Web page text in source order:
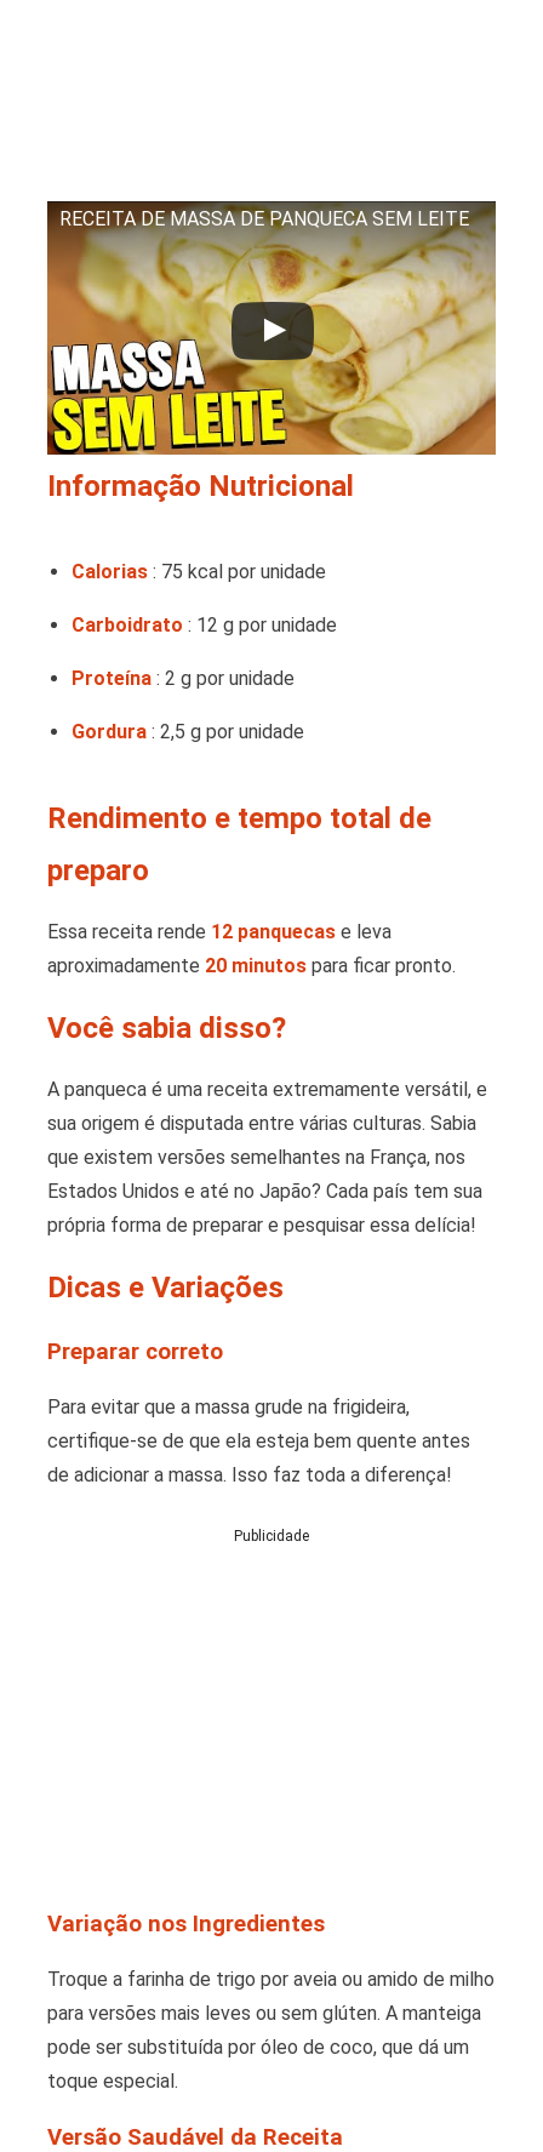
RECEITA DE MASSA DE PANQUECA SEM LEITE
Informação Nutricional
Calorias : 75 kcal por unidade
Carboidrato : 12 g por unidade
Proteína : 2 g por unidade
Gordura : 2,5 g por unidade
Rendimento e tempo total de
preparo
Essa receita rende 12 panquecas e leva
aproximadamente 20 minutos para ficar pronto.
Você sabia disso?
A panqueca é uma receita extremamente versátil, e
sua origem é disputada entre várias culturas. Sabia
que existem versões semelhantes na França, nos
Estados Unidos e até no Japão? Cada país tem sua
própria forma de preparar e pesquisar essa delícia!
Dicas e Variações
Preparar correto
Para evitar que a massa grude na frigideira,
certifique-se de que ela esteja bem quente antes
de adicionar a massa. Isso faz toda a diferença!
Publicidade
Variação nos Ingredientes
Troque a farinha de trigo por aveia ou amido de milho
para versões mais leves ou sem glúten. A manteiga
pode ser substituída por óleo de coco, que dá um
toque especial.
Versão Saudável da Receita